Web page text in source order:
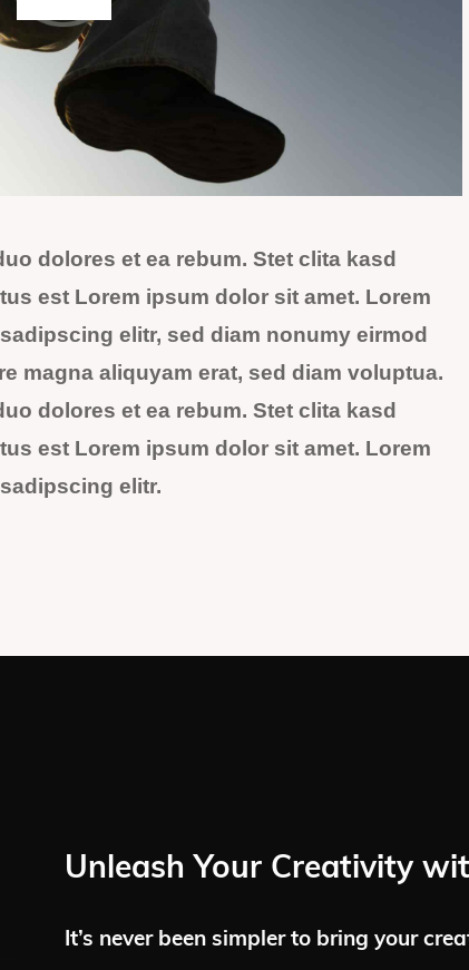
dolores et ea rebum. Stet clita kasd
est Lorem ipsum dolor sit amet. Lorem
elitr, sed diam nonumy eirmod
magna aliquyam erat, sed diam voluptua.
dolores et ea rebum. Stet clita kasd
est Lorem ipsum dolor sit amet. Lorem
elitr.
Unleash Your Creativity
It’s never been simpler to bring your